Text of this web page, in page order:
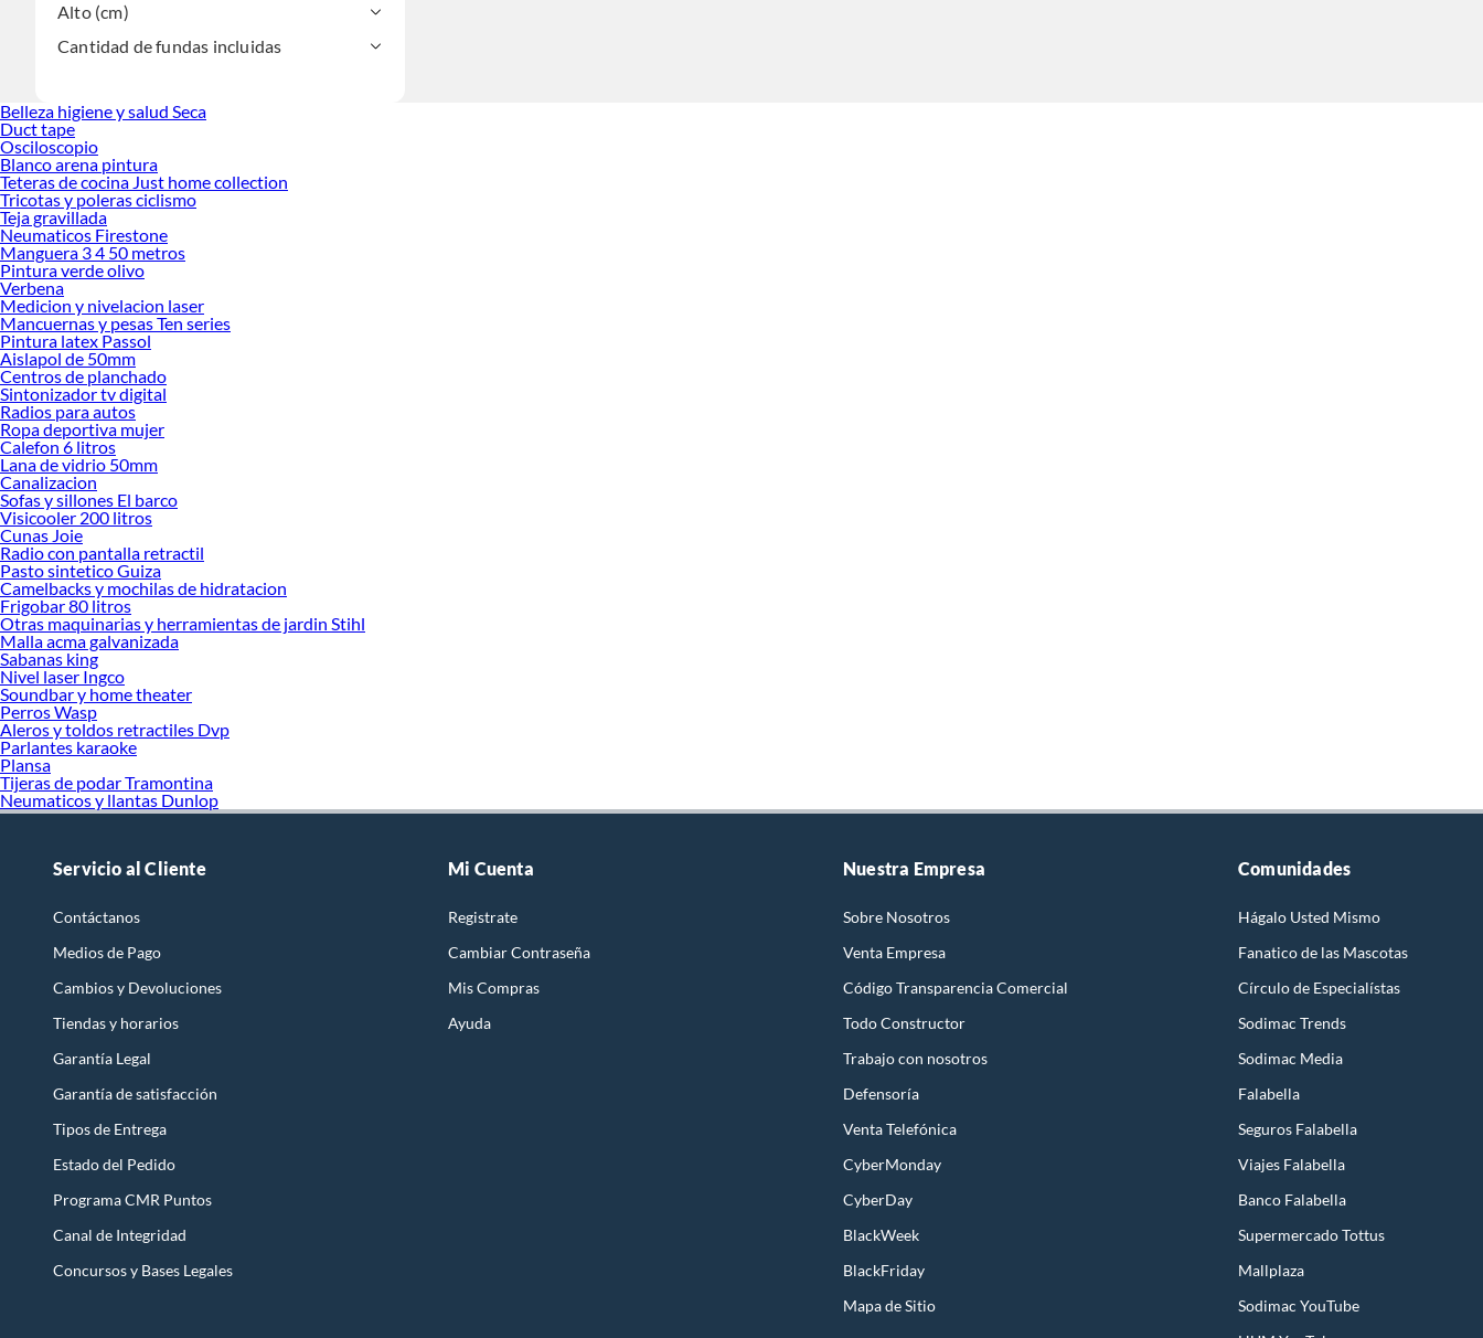
Alto (cm)
Cantidad de fundas incluidas
Belleza higiene y salud Seca
Duct tape
Osciloscopio
Blanco arena pintura
Teteras de cocina Just home collection
Tricotas y poleras ciclismo
Teja gravillada
Neumaticos Firestone
Manguera 3 4 50 metros
Pintura verde olivo
Verbena
Medicion y nivelacion laser
Mancuernas y pesas Ten series
Pintura latex Passol
Aislapol de 50mm
Centros de planchado
Sintonizador tv digital
Radios para autos
Ropa deportiva mujer
Calefon 6 litros
Lana de vidrio 50mm
Canalizacion
Sofas y sillones El barco
Visicooler 200 litros
Cunas Joie
Radio con pantalla retractil
Pasto sintetico Guiza
Camelbacks y mochilas de hidratacion
Frigobar 80 litros
Otras maquinarias y herramientas de jardin Stihl
Malla acma galvanizada
Sabanas king
Nivel laser Ingco
Soundbar y home theater
Perros Wasp
Aleros y toldos retractiles Dvp
Parlantes karaoke
Plansa
Tijeras de podar Tramontina
Neumaticos y llantas Dunlop
Servicio al Cliente
Contáctanos
Medios de Pago
Cambios y Devoluciones
Tiendas y horarios
Garantía Legal
Garantía de satisfacción
Tipos de Entrega
Estado del Pedido
Programa CMR Puntos
Canal de Integridad
Concursos y Bases Legales
Mi Cuenta
Registrate
Cambiar Contraseña
Mis Compras
Ayuda
Nuestra Empresa
Sobre Nosotros
Venta Empresa
Código Transparencia Comercial
Todo Constructor
Trabajo con nosotros
Defensoría
Venta Telefónica
CyberMonday
CyberDay
BlackWeek
BlackFriday
Mapa de Sitio
Comunidades
Hágalo Usted Mismo
Fanatico de las Mascotas
Círculo de Especialístas
Sodimac Trends
Sodimac Media
Falabella
Seguros Falabella
Viajes Falabella
Banco Falabella
Supermercado Tottus
Mallplaza
Sodimac YouTube